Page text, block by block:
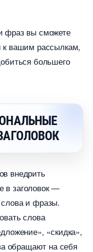
фраз вы сможете
к вашим рассылкам,
большего
внедрить
в заголовок —
и фразы.
слова
«скидка»,
обращают на себя